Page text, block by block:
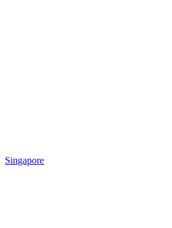
Singapore